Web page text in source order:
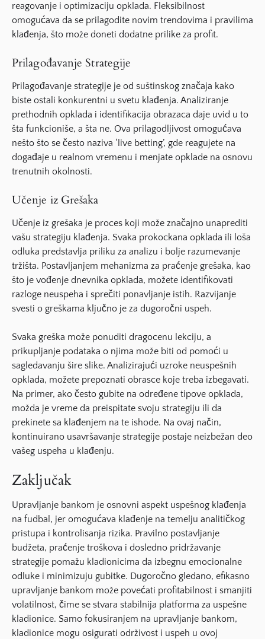
reagovanje i optimizaciju opklada. Fleksibilnost
omogućava da se prilagodite novim trendovima i pravilima
klađenja, što može doneti dodatne prilike za profit.
Prilagođavanje Strategije
Prilagođavanje strategije je od suštinskog značaja kako
biste ostali konkurentni u svetu klađenja. Analiziranje
prethodnih opklada i identifikacija obrazaca daje uvid u to
šta funkcioniše, a šta ne. Ova prilagodljivost omogućava
nešto što se često naziva ‘live betting’, gde reagujete na
događaje u realnom vremenu i menjate opklade na osnovu
trenutnih okolnosti.
Učenje iz Grešaka
Učenje iz grešaka je proces koji može značajno unaprediti
vašu strategiju klađenja. Svaka prokockana opklada ili loša
odluka predstavlja priliku za analizu i bolje razumevanje
tržišta. Postavljanjem mehanizma za praćenje grešaka, kao
što je vođenje dnevnika opklada, možete identifikovati
razloge neuspeha i sprečiti ponavljanje istih. Razvijanje
svesti o greškama ključno je za dugoročni uspeh.
Svaka greška može ponuditi dragocenu lekciju, a
prikupljanje podataka o njima može biti od pomoći u
sagledavanju šire slike. Analizirajući uzroke neuspešnih
opklada, možete prepoznati obrasce koje treba izbegavati.
Na primer, ako često gubite na određene tipove opklada,
možda je vreme da preispitate svoju strategiju ili da
prekinete sa klađenjem na te ishode. Na ovaj način,
kontinuirano usavršavanje strategije postaje neizbežan deo
vašeg uspeha u klađenju.
Zaključak
Upravljanje bankom je osnovni aspekt uspešnog klađenja
na fudbal, jer omogućava klađenje na temelju analitičkog
pristupa i kontrolisanja rizika. Pravilno postavljanje
budžeta, praćenje troškova i dosledno pridržavanje
strategije pomažu kladionicima da izbegnu emocionalne
odluke i minimizuju gubitke. Dugoročno gledano, efikasno
upravljanje bankom može povećati profitabilnost i smanjiti
volatilnost, čime se stvara stabilnija platforma za uspešne
kladionice. Samo fokusiranjem na upravljanje bankom,
kladionice mogu osigurati održivost i uspeh u ovoj